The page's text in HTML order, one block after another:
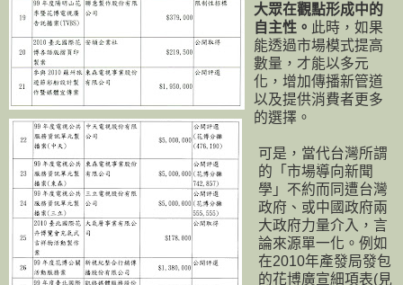
大眾在觀點形成中的
自主性。 此時，如果
能透過市場模式提高
數量，才能以多元
化，增加傳播新管道
以及提供消費者更多
的選擇。
可是，當代台灣所謂
的「市場導向新聞
學」不約而同遭台灣
政府、或中國政府兩
大政府力量介入，言
論來源單一化。例如
在2010年產發局發包
的花博廣宣細項表(見